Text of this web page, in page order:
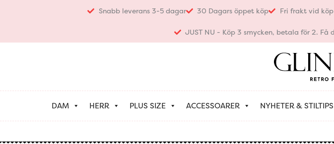
Snabb leverans 3-5 dagar 30 Dagars öppet köp Fri frakt vid
JUST NU - Köp 3 smycken, betala för 2.
DAM HERR PLUS SIZE ACCESSOARER NYHETER & STILTIPS